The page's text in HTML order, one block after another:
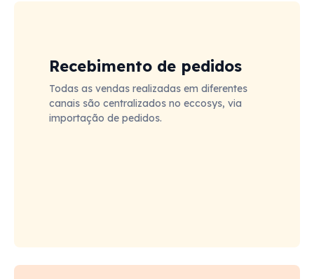
Recebimento de pedidos
Todas as vendas realizadas em diferentes
canais são centralizados no eccosys, via
importação de pedidos.